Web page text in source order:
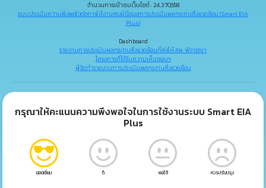
จำนวนการเข้าชมเว็บไซต์ : 24,370,558
แบบประเมินความพึงพอใจต่อการใช้งานศูนย์ข้อมูลการประเมินผลกระทบสิ่งแวดล้อม (Smart EIA
Plus)
Dashboard
รายงานการประเมินผลกระทบสิ่งแวดล้อมที่ส่งให้ สผ. พิจารณา
โครงการที่ได้รับความเห็นชอบฯ
ผู้จัดทำรายงานการประเมินผลกระทบสิ่งแวดล้อม
กรุณาให้คะแนนความพึงพอใจในการใช้งานระบบ Smart EIA
Plus
ยอดเยี่ยม ดี พอใช้ ควรปรับปรุง